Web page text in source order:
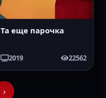
Та еще парочка
2019 22562
›